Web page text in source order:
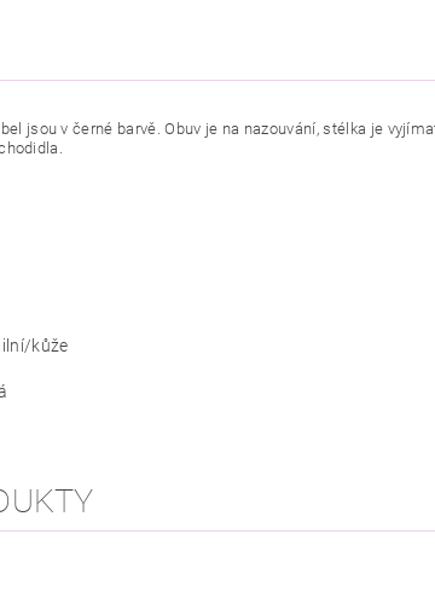
jsou v černé barvě. Obuv je na nazouvání, stélka je
kůže